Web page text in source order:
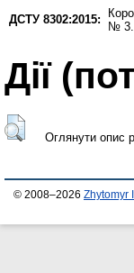
ДСТУ 8302:2015:
№ 3.
Дії
Оглянути опис
© 2008–2026 Zhytomyr